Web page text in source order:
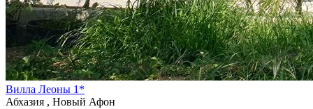
Вилла Леоны 1*
Абхазия , Новый Афон